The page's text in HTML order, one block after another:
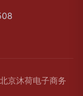
北京沐荷电子商务